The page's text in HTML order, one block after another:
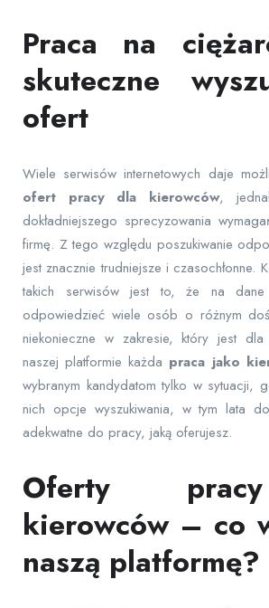
Praca na
skuteczne
ofert
Wiele serwisów internetowych daje
ofert pracy dla kierowców,
dokładniejszego sprecyzowania
firmę. Z tego względu poszukiwanie
jest znacznie trudniejsze i czasochłonne.
takich serwisów jest to, że na dane
odpowiedzieć wiele osób o różnym
niekonieczne w zakresie, który jest
naszej platformie każda praca jako
wybranym kandydatom tylko w sytuacji,
nich opcje wyszukiwania, w tym lata
adekwatne do pracy, jaką oferujesz.
Oferty
kierowców – co
naszą platformę?